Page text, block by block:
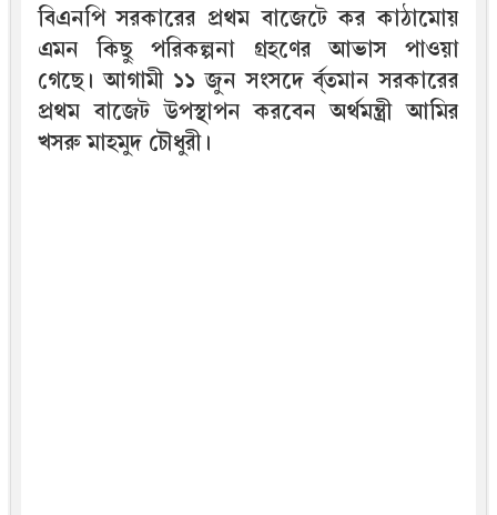
বিএনপি সরকারের প্রথম বাজেটে কর কাঠামোয়
এমন কিছু পরিকল্পনা গ্রহণের আভাস পাওয়া
গেছে। আগামী ১১ জুন সংসদে র্ব্তমান সরকারের
প্রথম বাজেট উপস্থাপন করবেন অর্থমন্ত্রী আমির
খসরু মাহমুদ চৌধুরী।